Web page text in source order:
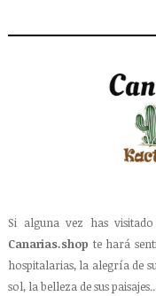
Si alguna vez has
Canarias.shop te hará
hospitalarias, la alegría de
sol, la belleza de sus